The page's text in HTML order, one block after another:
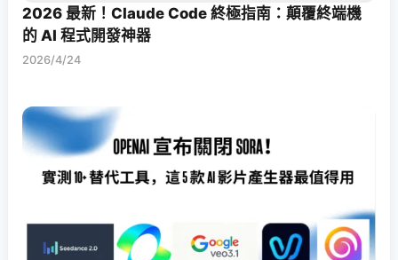
2026 最新！Claude Code 終極指南：顛覆終端機
的 AI 程式開發神器
2026/4/24